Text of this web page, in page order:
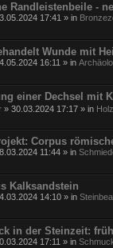
Randleistenbeile -
17:41 » in
Wunde mit
16:11 » in
einer Dechsel mit
» 30.03.2024 17:17 » in
Corpus
11:44 » in
Kalksandstein
14:10 » in
in der Steinzeit:
17:11 » in